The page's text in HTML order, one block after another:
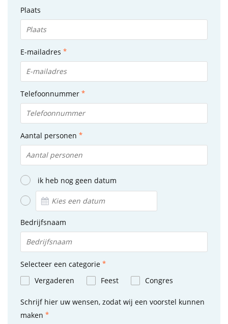
Plaats
E-mailadres
Telefoonnummer
Aantal personen
ik heb nog geen datum
Bedrijfsnaam
Selecteer een categorie
Vergaderen
Feest Congres
Schrijf hier uw wensen, zodat wij een voorstel kunnen
maken